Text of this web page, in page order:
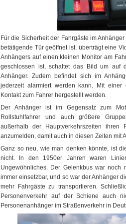
Für die Sicherheit der Fahrgäste im
betätigende Tür geöffnet ist, überträgt eine
Anhängers auf einen kleinen Monitor am
geschlossen ist, schaltet das Bild um auf
Anhänger. Zudem befindet sich im
jederzeit alarmiert werden kann. Mit einer
Kontakt zum Fahrer hergestellt werden.
Der Anhänger ist im Gegensatz zum
Rollstuhlfahrer und auch größere
außerhalb der Hauptverkehrszeiten ihren
anzumelden, damit auch in diesen Zeiten mit
Ganz so neu, wie man denken könnte, ist
nicht. In den 1950er Jahren waren
Ungewöhnliches. Der Gelenkbus war noch
immer einsetzbar, und so war der Anhänger
mehr Fahrgäste zu transportieren.
Personenverkehr auf der Schiene auch
Personenanhänger im Straßenverkehr in